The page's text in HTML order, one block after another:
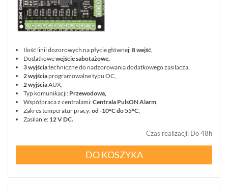
DSC
POWERG
(4)
JABLOTRON
10
JA-
10
(15)
JABLOTRON
100
(207)
Promocja (0)
Wyprzedaż (0)
Nowość (0)
ZAMKNIJ RESETUJ FILTRY SZUKAJ
Ilość linii dozorowych na płycie głównej:8 wejść,
Dodatkowewejście sabotażowe,
3 wyjściatechniczne do nadzorowania dodatkowego zasilacza,
2 wyjściaprogramowalne typu OC,
2 wyjściaAUX,
Typ komunikacji: Przewodowa,
Współpraca z centralami:Centrala PulsON Alarm,
Zakres temperatur pracy:od -10°C do 55°C,
Zasilanie: 12 V DC.
Czas realizacji: Do 48h
DO KOSZYKA